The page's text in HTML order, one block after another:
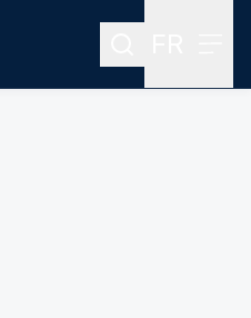
Rechercher